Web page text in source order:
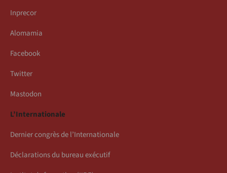
Inprecor
Alomamia
Facebook
Twitter
Mastodon
L’Internationale
Dernier congrès de l’Internationale
Déclarations du bureau exécutif